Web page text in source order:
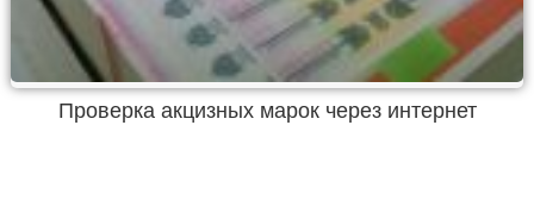
Проверка акцизных марок через интернет